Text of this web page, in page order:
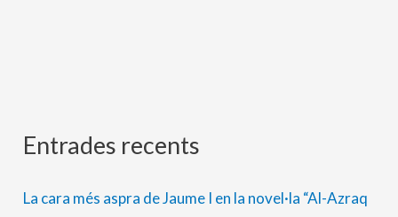
Entrades recents
La cara més aspra de Jaume I en la novel·la “Al-Azraq
A
x
C
t